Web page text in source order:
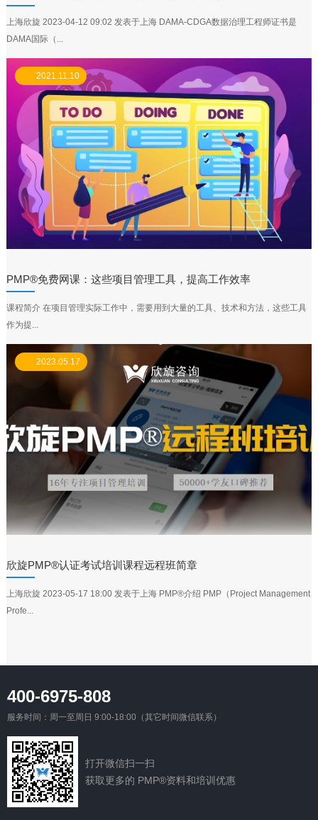
上海欣旋 2023-04-12 09:02 发表于上海 DAMA-CDGA数据治理工程师证书是
DAMA国际（...
2021.11.10
PMP®免费网课：这些项目管理工具，提高工作效率
课程简介 在项目管理实际工作中，需要用到大量的工具、技术和方法，这些工具
作为提...
2023.05.17
欣旋PMP®认证考试培训课程远程班简章
上海欣旋 2023-05-17 18:00 发表于上海 PMP®介绍 PMP（Project Management
Profe...
400-6975-808
服务时间：周一至周日 9:00-18:00（其它时间微信联系）
打开微信扫一扫
获取更多的 PMP®资料和培训优惠